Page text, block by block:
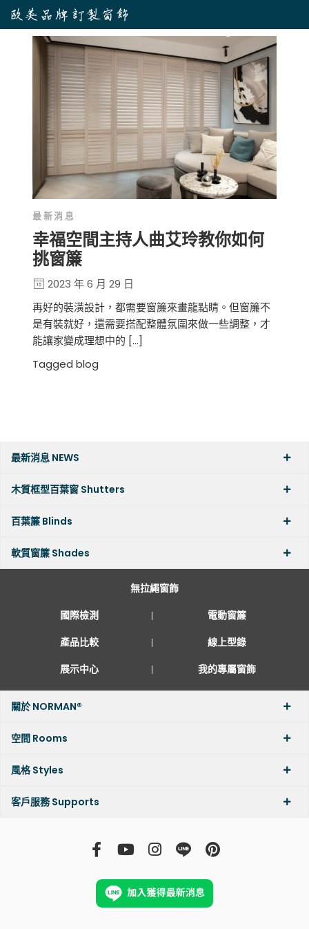
最新消息
幸福空間主持人曲艾玲教你如何
挑窗簾
2023 年 6 月 29 日
再好的裝潢設計，都需要窗簾來畫龍點睛。但窗簾不
是有裝就好，還需要搭配整體氛圍來做一些調整，才
能讓家變成理想中的 […]
Taggedblog
最新消息 NEWS
木質框型百葉窗 Shutters
百葉簾 Blinds
軟質窗簾 Shades
無拉繩窗飾
國際檢測
電動窗簾
產品比較
線上型錄
展示中心
我的專屬窗飾
關於 NORMAN®
空間 Rooms
風格 Styles
客戶服務 Supports